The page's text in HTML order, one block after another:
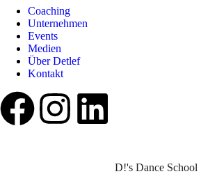
Coaching
Unternehmen
Events
Medien
Über Detlef
Kontakt
D!'s Dance School